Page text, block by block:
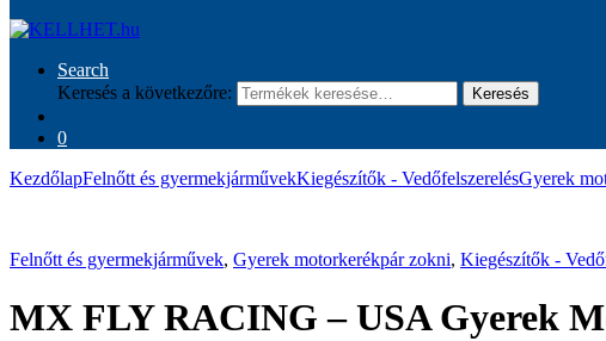
Search
Keresés a következőre:
Keresés
0
KezdőlapFelnőtt és gyermekjárművekKiegészítők - VedőfelszerelésGyerek
Felnőtt és gyermekjárművek, Gyerek motorkerékpár zokni, Kiegészítők -
MX FLY RACING – USA Gyerek